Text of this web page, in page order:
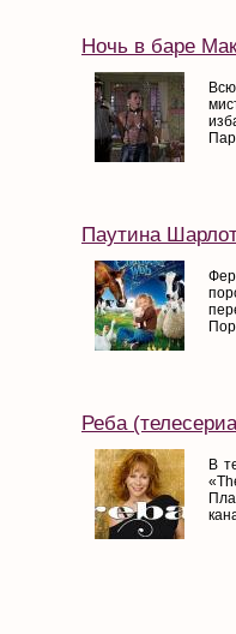
Ночь в баре
Паутина
Реба
В